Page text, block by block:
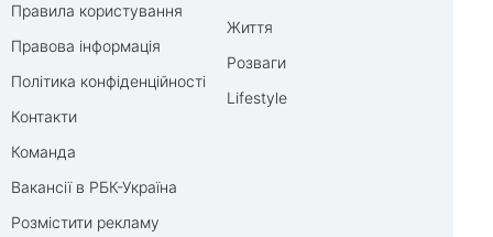
Правила користування
Правова інформація
Політика конфіденційності
Контакти
Команда
Вакансії в РБК-Україна
Розмістити рекламу
Життя
Розваги
Lifestyle